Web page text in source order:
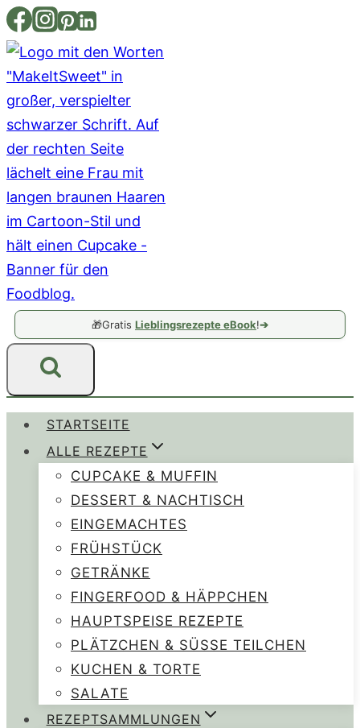
Zum
Inhalt
springen
🎁Gratis Lieblingsrezepte eBook!➔
STARTSEITE
ALLE REZEPTE
CUPCAKE & MUFFIN
DESSERT & NACHTISCH
EINGEMACHTES
FRÜHSTÜCK
GETRÄNKE
FINGERFOOD & HÄPPCHEN
HAUPTSPEISE REZEPTE
PLÄTZCHEN & SÜSSE TEILCHEN
KUCHEN & TORTE
SALATE
REZEPTSAMMLUNGEN